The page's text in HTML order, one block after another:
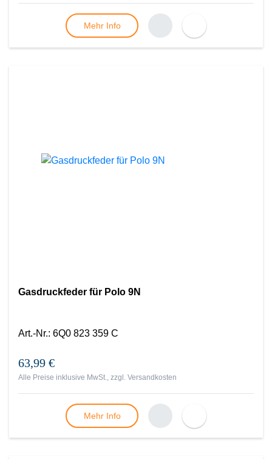
Mehr Info
Gasdruckfeder für Polo 9N
Art.-Nr.: 6Q0 823 359 C
63,99 €
Alle Preise inklusive MwSt., zzgl. Versandkosten
Mehr Info